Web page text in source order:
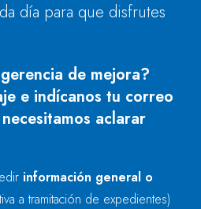
día para que disfrutes
de mejora?
e indícanos tu correo
aclarar
información general o
a tramitación de expedientes)